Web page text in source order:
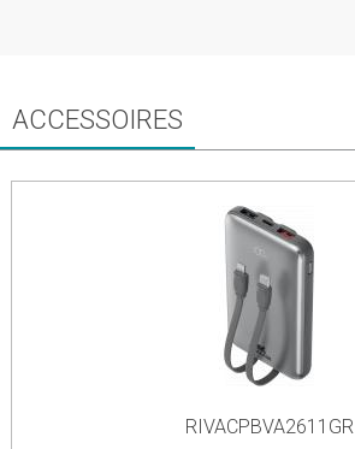
ACCESSOIRES
RIVACPBVA2611GR